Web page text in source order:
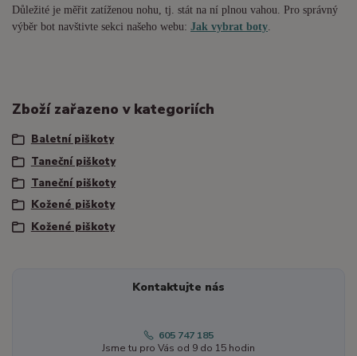
Důležité je měřit zatíženou nohu, tj. stát na ní plnou vahou. Pro správný
výběr bot navštivte sekci našeho webu: Jak vybrat boty
Zboží zařazeno v kategoriích
Baletní piškoty
Taneční piškoty
Taneční piškoty
Kožené piškoty
Kožené piškoty
Kontaktujte nás
605 747 185
Jsme tu pro Vás od 9 do 15 hodin